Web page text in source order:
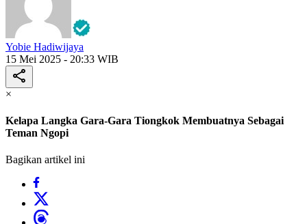
Yobie Hadiwijaya
15 Mei 2025 - 20:33 WIB
×
Kelapa Langka Gara-Gara Tiongkok Membuatnya Sebagai
Teman Ngopi
Bagikan artikel ini